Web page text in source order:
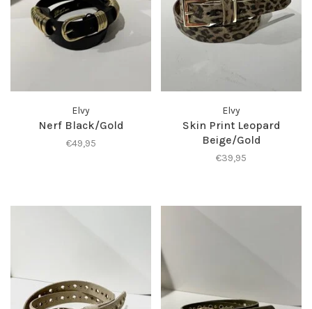
Elvy
Nerf Black/Gold
€49,95
Elvy
Skin Print Leopard
Beige/Gold
€39,95